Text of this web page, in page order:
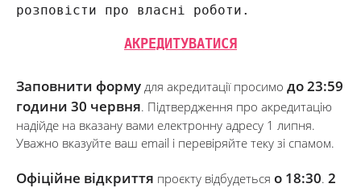
розповісти про власні роботи.
АКРЕДИТУВАТИСЯ
Заповнити форму для акредитації просимо до 23:59
години 30 червня. Підтвердження про акредитацію
надійде на вказану вами електронну адресу 1 липня.
Уважно вказуйте ваш email і перевіряйте теку зі спамом.
Офіційне відкриття проєкту відбудеться о 18:30. 2